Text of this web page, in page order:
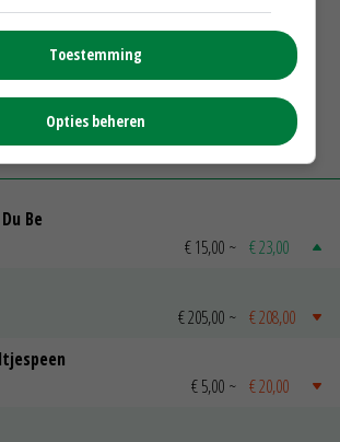
Nederland versterkt landbouwraden
02-2017
Be
€ 15,00 ~ € 23,00
€ 205,00 ~ € 208,00
€ 5,00 ~ € 20,00
Toestemming
Opties beheren